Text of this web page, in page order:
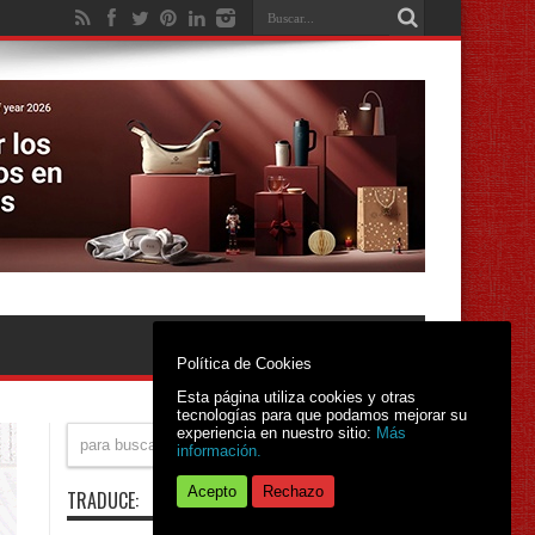
TRADUCE:
Política de Cookies
Esta página utiliza cookies y otras
tecnologías para que podamos mejorar su
experiencia en nuestro sitio: Más
información.
Acepto Rechazo